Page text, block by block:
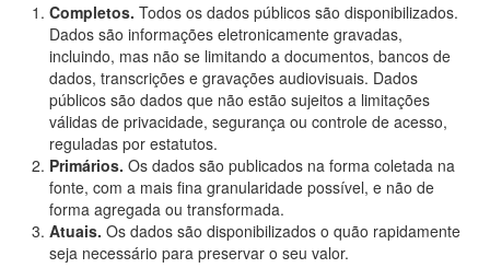
Completos. Todos os dados públicos são disponibilizados.
Dados são informações eletronicamente gravadas,
incluindo, mas não se limitando a documentos, bancos de
dados, transcrições e gravações audiovisuais. Dados
públicos são dados que não estão sujeitos a limitações
válidas de privacidade, segurança ou controle de acesso,
reguladas por estatutos.
Primários. Os dados são publicados na forma coletada na
fonte, com a mais fina granularidade possível, e não de
forma agregada ou transformada.
Atuais. Os dados são disponibilizados o quão rapidamente
seja necessário para preservar o seu valor.